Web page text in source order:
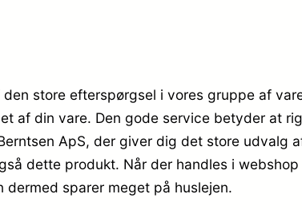
store efterspørgsel i vores gruppe af
af din vare. Den gode service betyder at
ApS, der giver dig det store udvalg
dette produkt. Når der handles i
sparer meget på huslejen.